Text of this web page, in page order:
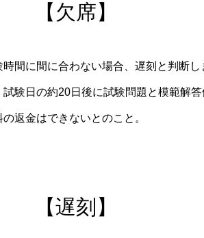
【欠席】
間に間に合わない場合、遅刻と判断
験日の約20日後に試験問題と模範解
返金はできないとのこと。
【遅刻】